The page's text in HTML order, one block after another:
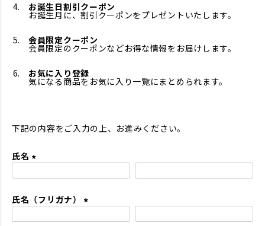
お誕生日割引クーポン
お誕生月に、割引クーポンをプレゼントいたします。
会員限定クーポン
会員限定のクーポンなどお得な情報をお届けします。
お気に入り登録
気になる商品をお気に入り一覧にまとめられます。
下記の内容をご入力の上、お進みください。
氏名
須
氏名（フリガナ）